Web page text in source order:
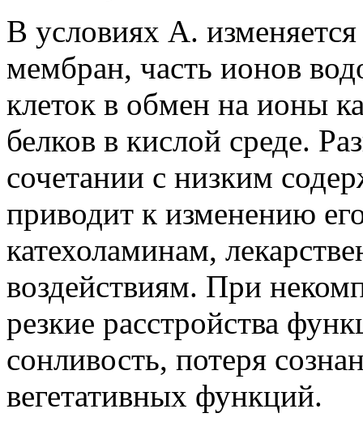
В условиях А.
мембран, часть ионов
клеток в обмен на ионы
белков в кислой среде.
сочетании с низким
приводит к изменению
катехоламинам,
воздействиям. При
резкие расстройства
сонливость, потеря
вегетативных функций.